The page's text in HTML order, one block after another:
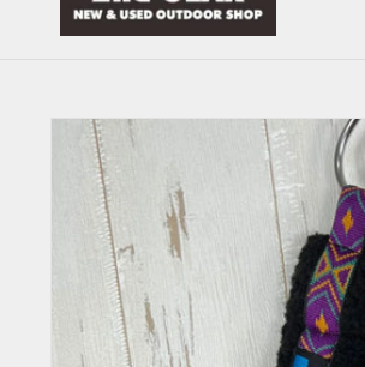
商品情
報にス
キップ